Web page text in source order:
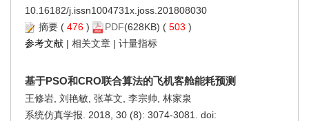
10.16182/j.issn1004731x.joss.201808030
摘要 ( 476 ) PDF(628KB) ( 503 )
参考文献 | 相关文章 | 计量指标
基于PSO和CRO联合算法的飞机客舱能耗预测
王修岩, 刘艳敏, 张革文, 李宗帅, 林家泉
系统仿真学报. 2018, 30 (8): 3074-3081. doi: